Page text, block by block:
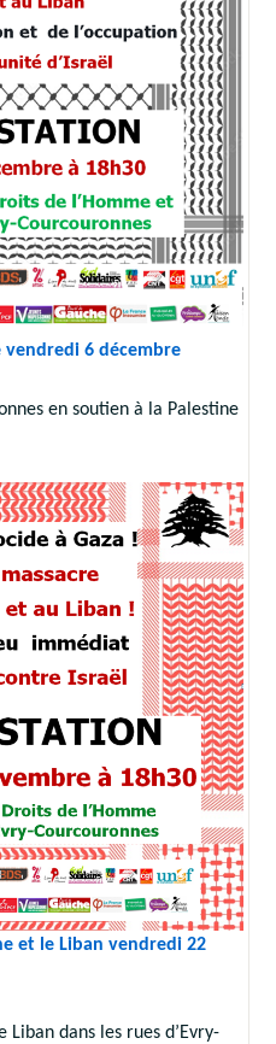
6 décembre
en soutien à la Palestine
et le Liban vendredi 22
dans les rues d’Evry-